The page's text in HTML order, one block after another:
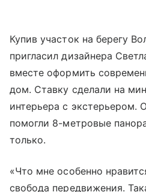
Купив участок на берегу
пригласил дизайнера
вместе оформить
дом. Ставку сделали на
интерьера с экстерьером.
помогли 8-метровые
только.
«Что мне особенно
свобода передвижения.